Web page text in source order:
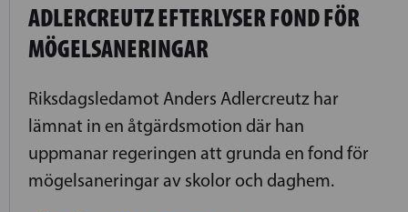
ADLERCREUTZ EFTERLYSER FOND FÖR
MÖGELSANERINGAR
Riksdagsledamot Anders Adlercreutz har
lämnat in en åtgärdsmotion där han
uppmanar regeringen att grunda en fond för
mögelsaneringar av skolor och daghem.